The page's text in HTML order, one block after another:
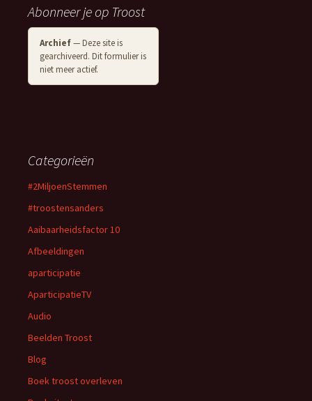
Abonneer je op Troost
Archief— Deze site is
gearchiveerd. Dit formulier is
niet meer actief.
Categorieën
#2MiljoenStemmen
#troostensanders
Aaibaarheidsfactor 10
Afbeeldingen
aparticipatie
AparticipatieTV
Audio
Beelden Troost
Blog
Boek troost overleven